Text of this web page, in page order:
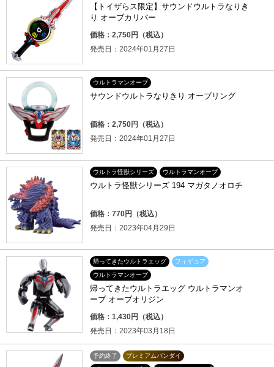
【トイザらス限定】サウンドウルトラなりき
り オーブカリバー
価格：2,750円（税込）
発売日：2024年01月27日
ウルトラマンオーブ
サウンドウルトラなりきり オーブリング
価格：2,750円（税込）
発売日：2024年01月27日
ウルトラ怪獣シリーズ ウルトラマンオーブ
ウルトラ怪獣シリーズ 194 マガタノオロチ
価格：770円（税込）
発売日：2023年04月29日
帰ってきたウルトラエッグ
フィギュア
ウルトラマンオーブ
帰ってきたウルトラエッグ ウルトラマンオ
ーブ オーブオリジン
価格：1,430円（税込）
発売日：2023年03月18日
予約終了
プレミアムバンダイ